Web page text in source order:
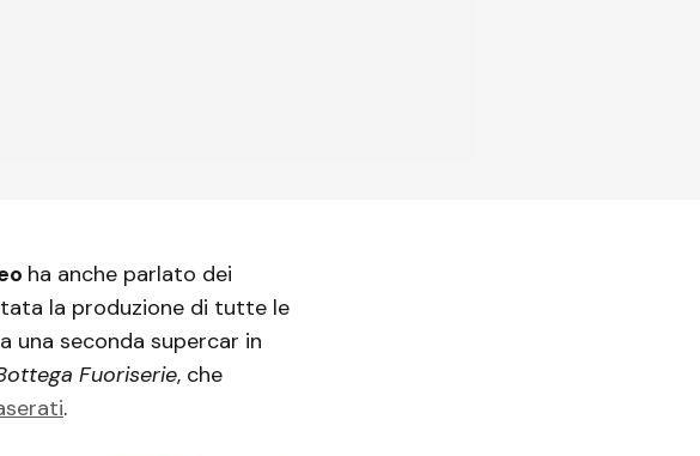
ha anche parlato dei
la produzione di tutte le
una seconda supercar in
Fuoriserie, che
.